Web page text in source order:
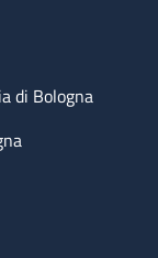
di Bologna